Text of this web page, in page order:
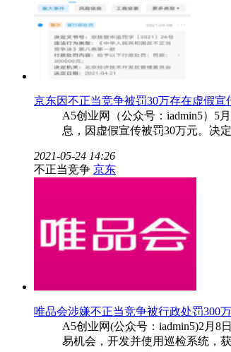
京东因不正当竞争被罚30万存在虚假宣
A5创业网（公众号：iadmin5）5
息，因虚假宣传被罚30万元。决
2021-05-24 14:26
不正当竞争 京东
唯品会涉嫌不正当竞争被行政处罚300万
A5创业网(公众号：iadmin5)2月8
易机会，开发并使用巡检系统，